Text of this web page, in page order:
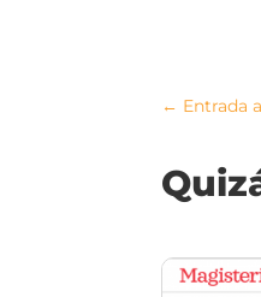
← Entrada